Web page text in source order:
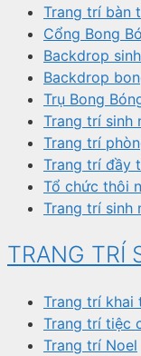
Trang trí bàn
Cổng Bong
Backdrop
Backdrop
Trụ Bong
Trang trí sinh
Trang trí
Trang trí đầy
Tổ chức thôi
Trang trí sinh
TRANG TRÍ
Trang trí khai
Trang trí tiệc
Trang trí Noel